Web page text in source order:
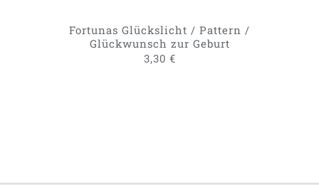
Fortunas Glückslicht / Pattern /
Glückwunsch zur Geburt
3,30 €